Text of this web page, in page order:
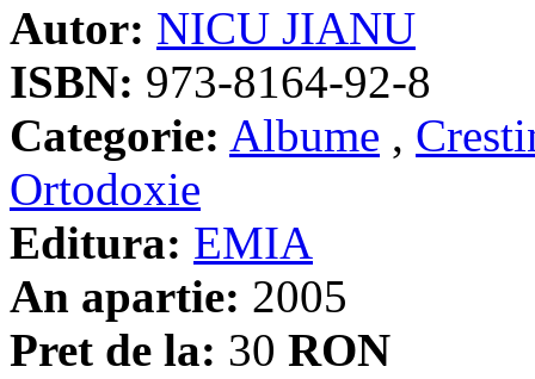
Autor: NICU JIANU
ISBN: 973-8164-92-8
Categorie: Albume ,
Ortodoxie
Editura: EMIA
An apartie: 2005
Pret de la: 30 RON